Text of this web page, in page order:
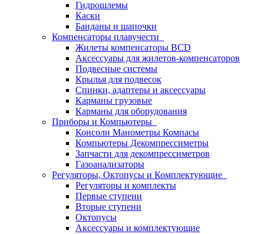
Гидрошлемы
Каски
Банданы и шапочки
Компенсаторы плавучести
Жилеты компенсаторы BCD
Аксессуары для жилетов-компенсаторов
Подвесные системы
Крылья для подвесок
Спинки, адаптеры и аксессуары
Карманы грузовые
Карманы для оборудования
Приборы и Компьютеры
Консоли Манометры Компасы
Компьютеры Декомпрессиметры
Запчасти для декомпрессиметров
Газоанализаторы
Регуляторы, Октопусы и Комплектующие
Регуляторы и комплекты
Первые ступени
Вторые ступени
Октопусы
Аксессуары и комплектующие